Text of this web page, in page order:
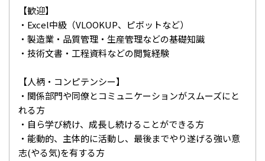
【歓迎】
・Excel中級（VLOOKUP、ピボットなど）
・製造業・品質管理・生産管理などの基礎知識
・技術文書・工程資料などの閲覧経験
【人柄・コンピテンシー】
・関係部門や同僚とコミュニケーションがスムーズにと
れる方
・自ら学び続け、成長し続けることができる方
・能動的、主体的に活動し、最後までやり遂げる強い意
志(やる気)を有する方